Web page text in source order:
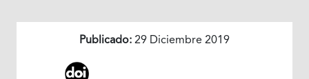
Publicado: 29 Diciembre 2019